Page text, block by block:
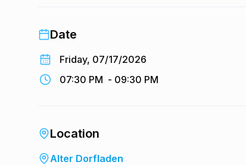
Date
Friday, 07/17/2026
07:30 PM - 09:30 PM
Location
Alter Dorfladen